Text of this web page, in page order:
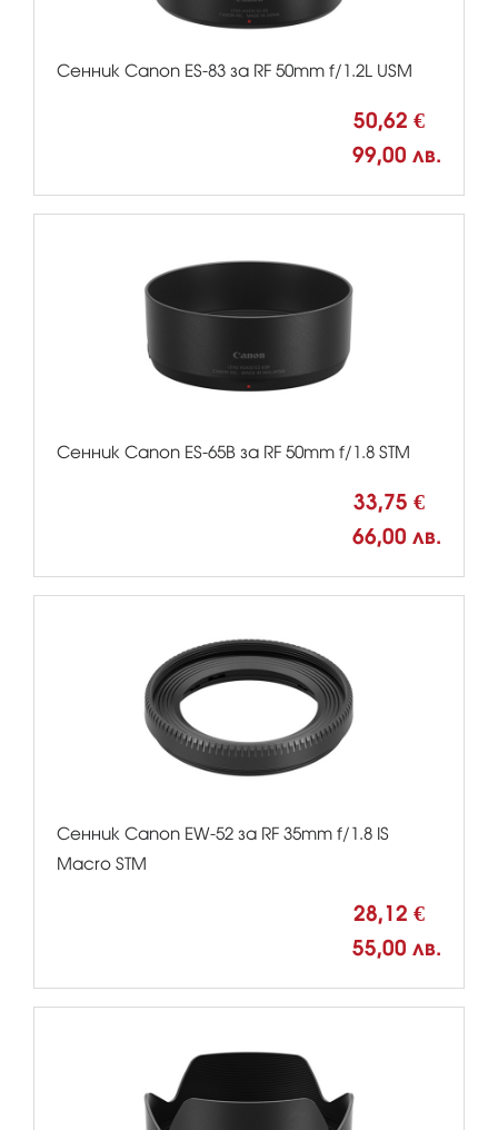
Сенник Canon ES-83 за RF 50mm f/1.2L USM
50,62 €
99,00 лв.
Сенник Canon ES-65B за RF 50mm f/1.8 STM
33,75 €
66,00 лв.
Сенник Canon EW-52 за RF 35mm f/1.8 IS
Macro STM
28,12 €
55,00 лв.